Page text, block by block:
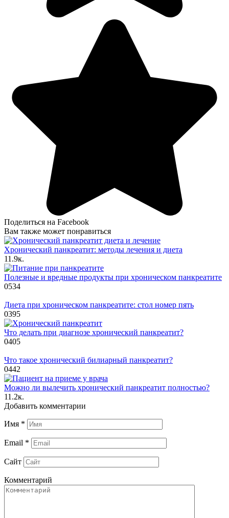
Поделиться на Facebook
Вам также может понравиться
Хронический панкреатит: методы лечения и диета
11.9к.
Полезные и вредные продукты при хроническом панкреатите
0534
Диета при хроническом панкреатите: стол номер пять
0395
Что делать при диагнозе хронический панкреатит?
0405
Что такое хронический билиарный панкреатит?
0442
Можно ли вылечить хронический панкреатит полностью?
11.2к.
Добавить комментарии
Имя *
Email *
Сайт
Комментарий